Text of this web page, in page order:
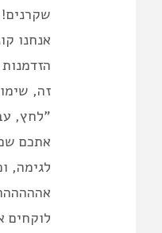
אנחנו
זה,
"לחץ,
אתכם
לגימה,
לוקחים